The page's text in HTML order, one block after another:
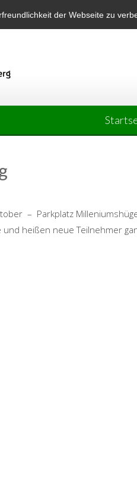
der Webseite zu
– Parkplatz
heißen neue Teilnehmer